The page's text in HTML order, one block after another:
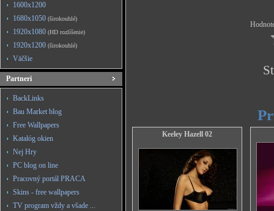
1600x1200
1680x1050 (širokouhlé)
1920x1080 (HD rozlíšenie)
1920x1200 (širokouhlé)
Väčšie
Partneri
BackLinks
Bau Market blog
Free Wallpapers
Katalóg okien
Nej Hry
PC blog on line
Pracovný portál PRACA
Skins - free wallpapers
TV program vždy a všade ...
Keeley Hazell 02